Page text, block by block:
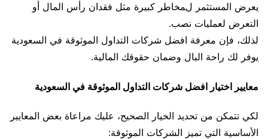
يعرض المستثمر لمخاطر كبيرة مثل فقدان رأس المال أو
التعرض لعمليات نصب.
لذلك، فإن معرفة افضل شركات التداول الموثوقة في السعودية
يوفر لك راحة البال وضمان حقوقك المالية.
معايير اختيار افضل شركات التداول الموثوقة في السعودية
لكي تتمكن من تحديد الخيار الصحيح، عليك مراعاة بعض المعايير
الأساسية التي تميز الشركات الموثوقة: